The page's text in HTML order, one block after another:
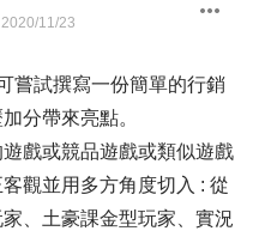
2020/11/23
嘗試撰寫一份簡單的行銷
分帶來亮點。
戲或競品遊戲或類似遊戲
觀並用多方角度切入 : 從
、土豪課金型玩家、實況